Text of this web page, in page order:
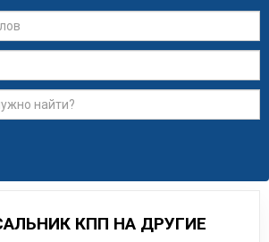
КПП НА ДРУГИЕ